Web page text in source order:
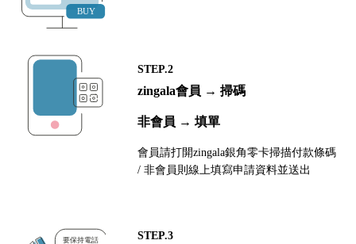
STEP.2
zingala會員 → 掃碼
非會員 → 填單
會員請打開zingala銀角零卡掃描付款條碼
/ 非會員則線上填寫申請資料並送出
STEP.3